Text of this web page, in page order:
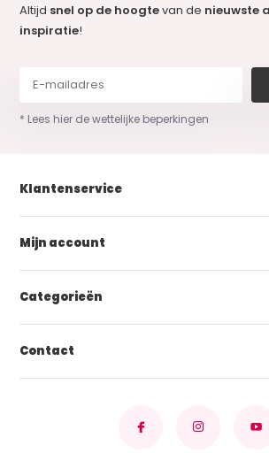
Altijd snel op de hoogtevan de nieuwste
inspiratie!
* Lees hier de wettelijke beperkingen
Klantenservice
Mijn account
Categorieën
Contact